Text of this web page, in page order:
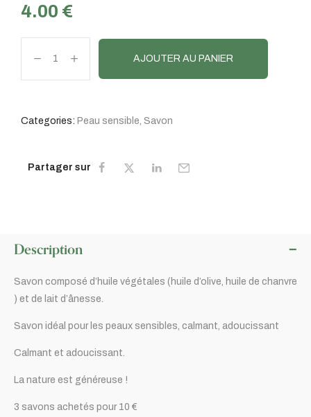
4.00 €
AJOUTER AU PANIER
Categories: Peau sensible Savon
Partager sur
Description
Savon composé d’huile végétales (huile d’olive, huile de chanvre
) et de lait d’ânesse.
Savon idéal pour les peaux sensibles, calmant, adoucissant
Calmant et adoucissant.
La nature est généreuse !
3 savons achetés pour 10 €